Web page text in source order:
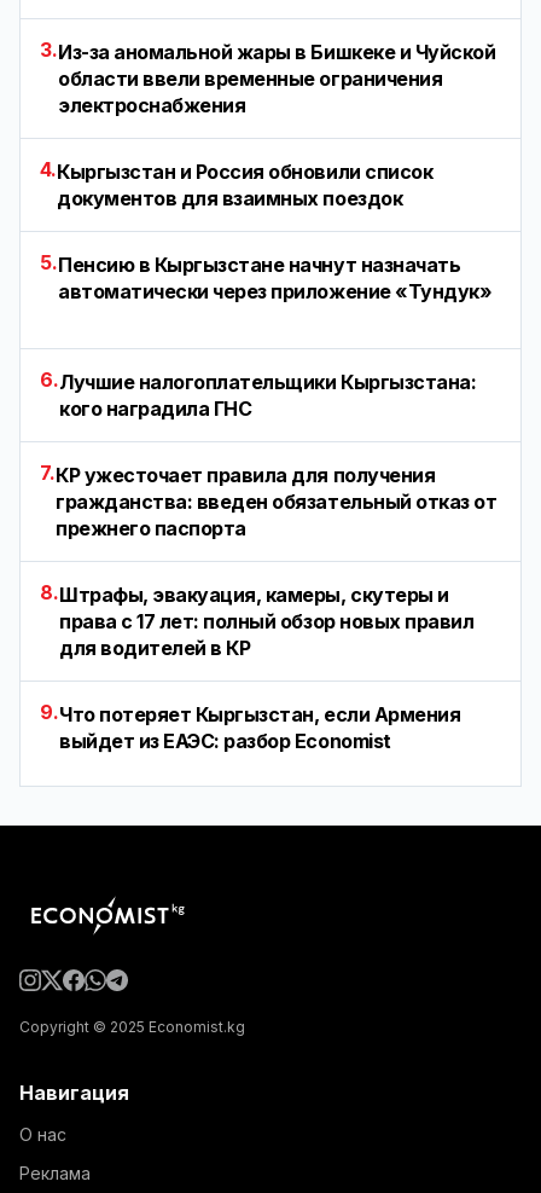
3.Из-за аномальной жары в Бишкеке и Чуйской
области ввели временные ограничения
электроснабжения
4.Кыргызстан и Россия обновили список
документов для взаимных поездок
5.Пенсию в Кыргызстане начнут назначать
автоматически через приложение «Тундук»
6.Лучшие налогоплательщики Кыргызстана:
кого наградила ГНС
7.КР ужесточает правила для получения
гражданства: введен обязательный отказ от
прежнего паспорта
8.Штрафы, эвакуация, камеры, скутеры и
права с 17 лет: полный обзор новых правил
для водителей в КР
9.Что потеряет Кыргызстан, если Армения
выйдет из ЕАЭС: разбор Economist
Copyright © 2025 Economist.kg
Навигация
О нас
Реклама